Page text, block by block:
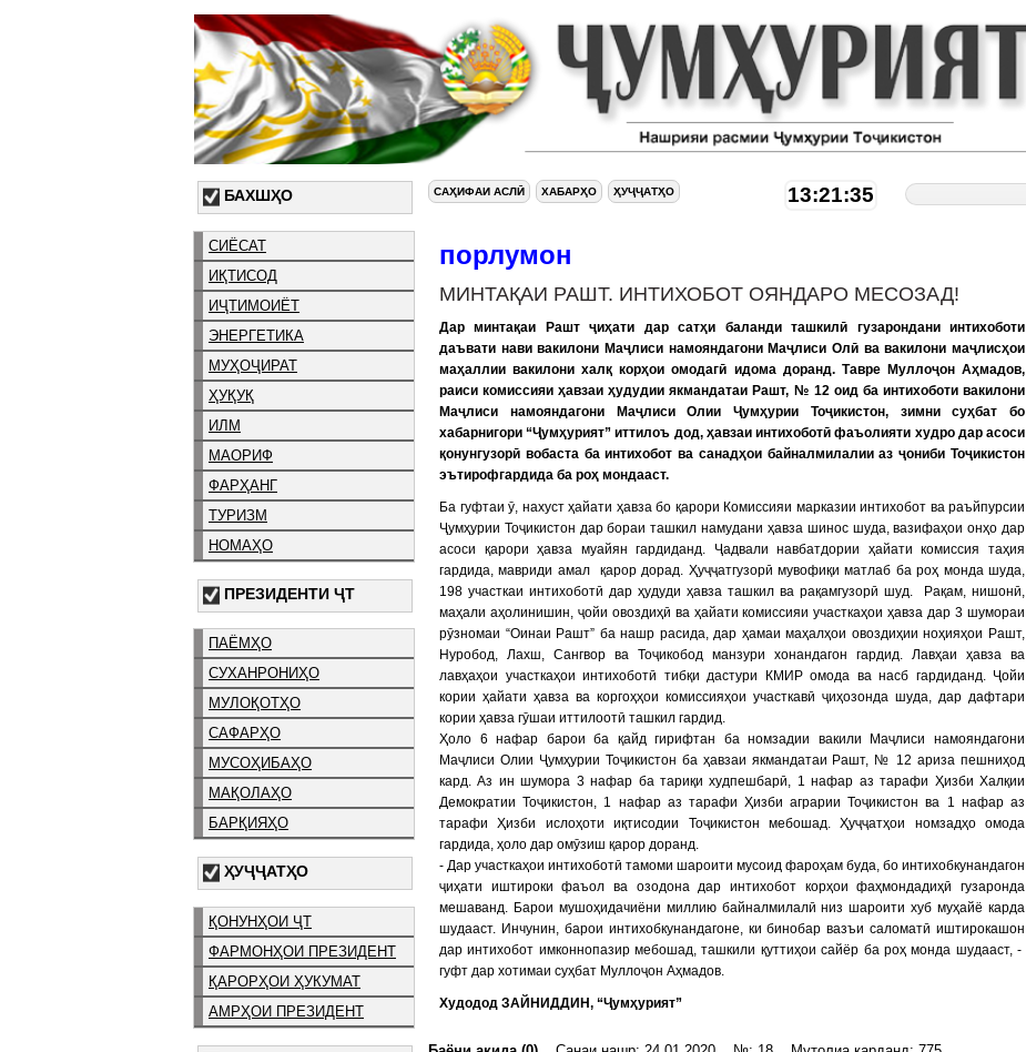
БАХШҲО
СИЁСАТ
ИҚТИСОД
ИҶТИМОИЁТ
ЭНЕРГЕТИКА
МУҲОҶИРАТ
ҲУҚУҚ
ИЛМ
МАОРИФ
ФАРҲАНГ
ТУРИЗМ
НОМАҲО
ПРЕЗИДЕНТИ ҶТ
ПАЁМҲО
СУХАНРОНИҲО
МУЛОҚОТҲО
САФАРҲО
МУСОҲИБАҲО
МАҚОЛАҲО
БАРҚИЯҲО
ҲУҶҶАТҲО
ҚОНУНҲОИ ҶТ
ФАРМОНҲОИ ПРЕЗИДЕНТ
ҚАРОРҲОИ ҲУКУМАТ
АМРҲОИ ПРЕЗИДЕНТ
САҲИФАИ АСЛӢ ХАБАРҲО ҲУҶҶАТҲО 13:21:36
порлумон
МИНТАҚАИ РАШТ. ИНТИХОБОТ ОЯНДАРО МЕСОЗАД!
Дар минтақаи Рашт ҷиҳати дар сатҳи баланди ташкилӣ гузарондани интихоботи
даъвати нави вакилони Маҷлиси намояндагони Маҷлиси Олӣ ва вакилони маҷлисҳои
маҳаллии вакилони халқ корҳои омодагӣ идома доранд. Тавре Муллоҷон Аҳмадов,
раиси комиссияи ҳавзаи ҳудудии якмандатаи Рашт, № 12 оид ба интихоботи вакилони
Маҷлиси намояндагони Маҷлиси Олии Ҷумҳурии Тоҷикистон, зимни суҳбат бо
хабарнигори “Ҷумҳурият” иттилоъ дод, ҳавзаи интихоботӣ фаъолияти худро дар асоси
қонунгузорӣ вобаста ба интихобот ва санадҳои байналмилалии аз ҷониби Тоҷикистон
эътирофгардида ба роҳ мондааст.
Ба гуфтаи ӯ, нахуст ҳайати ҳавза бо қарори Комиссияи марказии интихобот ва раъйпурсии
Ҷумҳурии Тоҷикистон дар бораи ташкил намудани ҳавза шинос шуда, вазифаҳои онҳо дар
асоси қарори ҳавза муайян гардиданд. Ҷадвали навбатдории ҳайати комиссия таҳия
гардида, мавриди амал қарор дорад. Ҳуҷҷатгузорӣ мувофиқи матлаб ба роҳ монда шуда,
198 участкаи интихоботӣ дар ҳудуди ҳавза ташкил ва рақамгузорӣ шуд. Рақам, нишонӣ,
маҳали аҳолинишин, ҷойи овоздиҳӣ ва ҳайати комиссияи участкаҳои ҳавза дар 3 шумораи
рӯзномаи “Оинаи Рашт” ба нашр расида, дар ҳамаи маҳалҳои овоздиҳии ноҳияҳои Рашт,
Нуробод, Лахш, Сангвор ва Тоҷикобод манзури хонандагон гардид. Лавҳаи ҳавза ва
лавҳаҳои участкаҳои интихоботӣ тибқи дастури КМИР омода ва насб гардиданд. Ҷойи
кории ҳайати ҳавза ва коргоҳҳои комиссияҳои участкавӣ ҷиҳозонда шуда, дар дафтари
кории ҳавза гӯшаи иттилоотӣ ташкил гардид.
Ҳоло 6 нафар барои ба қайд гирифтан ба номзадии вакили Маҷлиси намояндагони
Маҷлиси Олии Ҷумҳурии Тоҷикистон ба ҳавзаи якмандатаи Рашт, № 12 ариза пешниҳод
кард. Аз ин шумора 3 нафар ба тариқи худпешбарӣ, 1 нафар аз тарафи Ҳизби Халқии
Демократии Тоҷикистон, 1 нафар аз тарафи Ҳизби аграрии Тоҷикистон ва 1 нафар аз
тарафи Ҳизби ислоҳоти иқтисодии Тоҷикистон мебошад. Ҳуҷҷатҳои номзадҳо омода
гардида, ҳоло дар омӯзиш қарор доранд.
- Дар участкаҳои интихоботӣ тамоми шароити мусоид фароҳам буда, бо интихобкунандагон
ҷиҳати иштироки фаъол ва озодона дар интихобот корҳои фаҳмондадиҳӣ гузаронда
мешаванд. Барои мушоҳидачиёни миллию байналмилалӣ низ шароити хуб муҳайё карда
шудааст. Инчунин, барои интихобкунандагоне, ки бинобар вазъи саломатӣ иштирокашон
дар интихобот имконнопазир мебошад, ташкили қуттиҳои сайёр ба роҳ монда шудааст, -
гуфт дар хотимаи суҳбат Муллоҷон Аҳмадов.
Худодод ЗАЙНИДДИН, “Ҷумҳурият”